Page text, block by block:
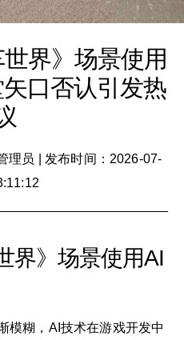
界》场景使用
口否认引发热
理员
发布时间：2026-07-
界》场景使用AI
模糊，AI技术在游戏开发中